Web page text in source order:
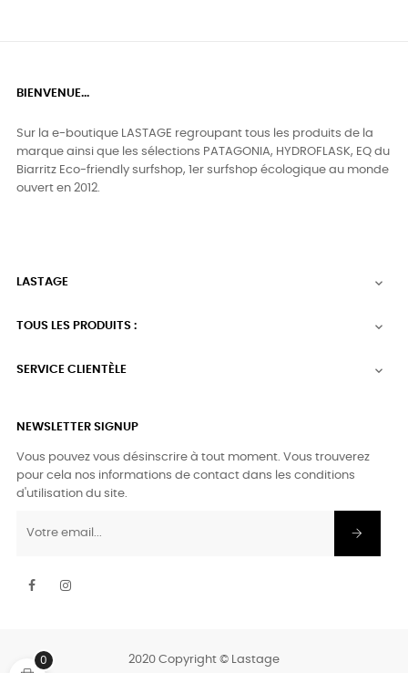
BIENVENUE...
Sur la e-boutique LASTAGE regroupant tous les produits de la
marque ainsi que les sélections PATAGONIA, HYDROFLASK, EQ du
Biarritz Eco-friendly surfshop, 1er surfshop écologique au monde
ouvert en 2012.
LASTAGE 
TOUS LES PRODUITS : 
SERVICE CLIENTÈLE 
NEWSLETTER SIGNUP
Vous pouvez vous désinscrire à tout moment. Vous trouverez
pour cela nos informations de contact dans les conditions
d'utilisation du site.
Facebook
2020 Copyright © Lastage
0